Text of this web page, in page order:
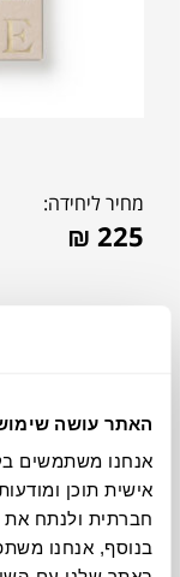
האתר עושה
אישית תוכן
חברתית ולנתח
בנוסף, אנחנו
מחיר ליחידה:
₪ 225
צבעים